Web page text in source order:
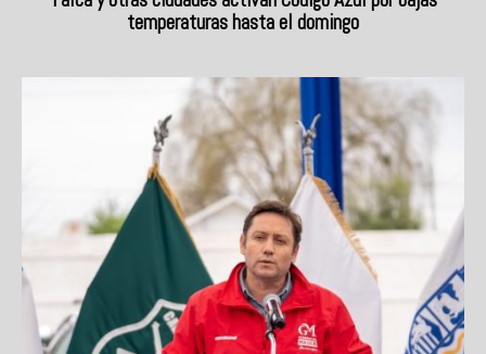
temperaturas hasta el domingo